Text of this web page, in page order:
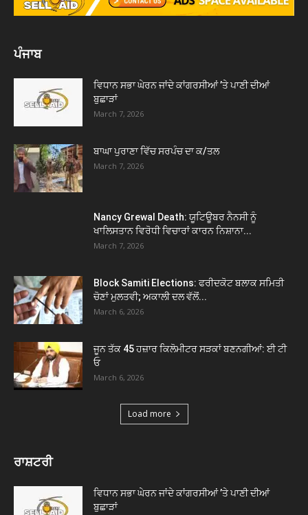
ਪੰਜਾਬ
ਵਿਧਾਨ ਸਭਾ ਘੇਰਨ ਜਾਂਦੇ ਕਾਂਗਰਸੀਆਂ ’ਤੇ ਪਾਣੀ ਦੀਆਂ
ਬੁਛਾੜਾਂ
March 7, 2026
ਬਾਘਾ ਪੁਰਾਣਾ ਵਿੱਚ ਸਰਪੰਚ ਦਾ ਕ/ਤਲ
March 7, 2026
Nancy Grewal Death: ਯੂਟਿਊਬਰ ਨੈਨਸੀ ਨੂੰ
ਖਾਲਿਸਤਾਨ ਵਿਰੋਧੀ ਵਿਚਾਰਾਂ ਕਾਰਨ ਨਿਸ਼ਾਨਾ...
March 7, 2026
Block Samiti Elections: ਫਰੀਦਕੋਟ ਬਲਾਕ ਸਮਿਤੀ
ਚੋਣਾਂ ਮੁਲਤਵੀ; ਅਕਾਲੀ ਦਲ ਵੱਲੋਂ...
March 6, 2026
ਜੂਨ ਤੱਕ 45 ਹਜ਼ਾਰ ਕਿਲੋਮੀਟਰ ਸੜਕਾਂ ਬਣਨਗੀਆਂ: ਈ ਟੀ
ਓ
March 6, 2026
Load more
ਰਾਸ਼ਟਰੀ
ਵਿਧਾਨ ਸਭਾ ਘੇਰਨ ਜਾਂਦੇ ਕਾਂਗਰਸੀਆਂ ’ਤੇ ਪਾਣੀ ਦੀਆਂ
ਬੁਛਾੜਾਂ